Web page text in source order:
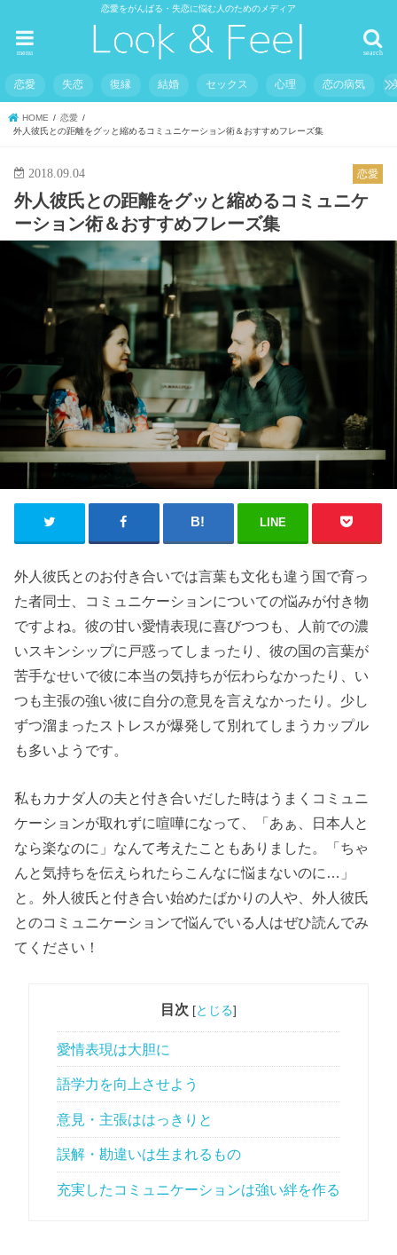
恋愛をがんばる・失恋に悩む人のためのメディア
search
menu
恋愛 失恋 復縁 結婚 セックス 心理 恋の病気
HOME
恋愛
外人彼氏との距離をグッと縮めるコミュニケーション術＆おすすめフレーズ集
恋愛
2018.09.04
外人彼氏との距離をグッと縮めるコミュニケ
ーション術＆おすすめフレーズ集
LINE
外人彼氏とのお付き合いでは言葉も文化も違う国で育っ
た者同士、コミュニケーションについての悩みが付き物
ですよね。彼の甘い愛情表現に喜びつつも、人前での濃
いスキンシップに戸惑ってしまったり、彼の国の言葉が
苦手なせいで彼に本当の気持ちが伝わらなかったり、い
つも主張の強い彼に自分の意見を言えなかったり。少し
ずつ溜まったストレスが爆発して別れてしまうカップル
も多いようです。
私もカナダ人の夫と付き合いだした時はうまくコミュニ
ケーションが取れずに喧嘩になって、「あぁ、日本人と
なら楽なのに」なんて考えたこともありました。「ちゃ
んと気持ちを伝えられたらこんなに悩まないのに…」
と。外人彼氏と付き合い始めたばかりの人や、外人彼氏
とのコミュニケーションで悩んでいる人はぜひ読んでみ
てください！
目次 [とじる]
愛情表現は大胆に
語学力を向上させよう
意見・主張ははっきりと
誤解・勘違いは生まれるもの
充実したコミュニケーションは強い絆を作る